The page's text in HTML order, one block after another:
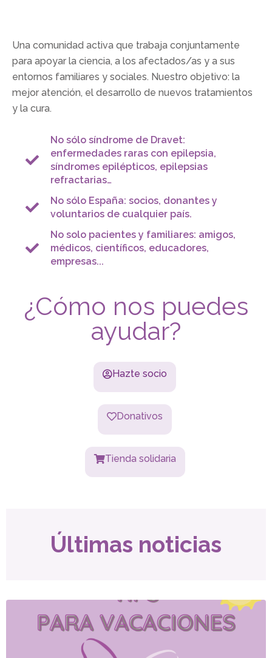
Una comunidad activa que trabaja conjuntamente
para apoyar la ciencia, a los afectados/as y a sus
entornos familiares y sociales. Nuestro objetivo: la
mejor atención, el desarrollo de nuevos tratamientos
y la cura.
No sólo síndrome de Dravet:
enfermedades raras con epilepsia,
síndromes epilépticos, epilepsias
refractarias…
No sólo España: socios, donantes y
voluntarios de cualquier país.
No solo pacientes y familiares: amigos,
médicos, científicos, educadores,
empresas...
¿Cómo nos puedes
ayudar?
Hazte socio
Donativos
Tienda solidaria
Últimas noticias